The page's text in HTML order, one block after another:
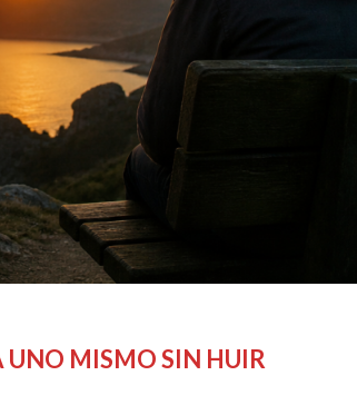
UNO MISMO SIN HUIR